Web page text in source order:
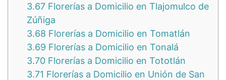
3.67 Florerías a Domicilio en Tlajomulco de
Zúñiga
3.68 Florerías a Domicilio en Tomatlán
3.69 Florerías a Domicilio en Tonalá
3.70 Florerías a Domicilio en Tototlán
3.71 Florerías a Domicilio en Unión de San